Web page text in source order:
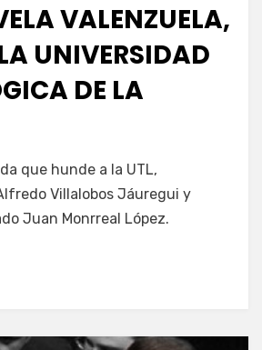
VALENZUELA,
UNIVERSIDAD
DE LA
que hunde a la UTL,
Villalobos Jáuregui y
Juan Monrreal López.